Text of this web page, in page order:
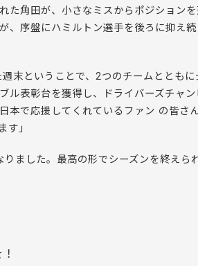
た角田が、小さなミスからポジションを
、序盤にハミルトン選手を後ろに抑え続
末ということで、2つのチームとともに
ル表彰台を獲得し、ドライバーズチャン
本で応援してくれているファン の皆さ
す」
りました。最高の形でシーズンを終えら